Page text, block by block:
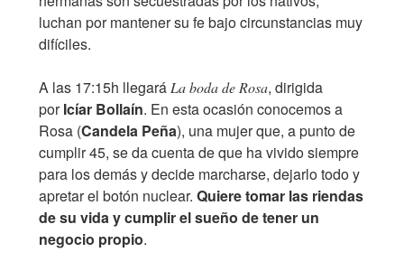
luchan por mantener su fe bajo circunstancias muy
difíciles.
A las 17:15h llegaráLa boda de Rosa, dirigida
porIcíar Bollaín. En esta ocasión conocemos a
Rosa (Candela Peña), una mujer que, a punto de
cumplir 45, se da cuenta de que ha vivido siempre
para los demás y decide marcharse, dejarlo todo y
apretar el botón nuclear. Quiere tomar las riendas
de su vida y cumplir el sueño de tener un
negocio propio.